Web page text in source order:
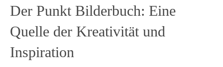
Der Punkt Bilderbuch: Eine
Quelle der Kreativität und
Inspiration